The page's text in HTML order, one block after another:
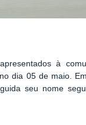
à
dia 05 de maio.
seu nome